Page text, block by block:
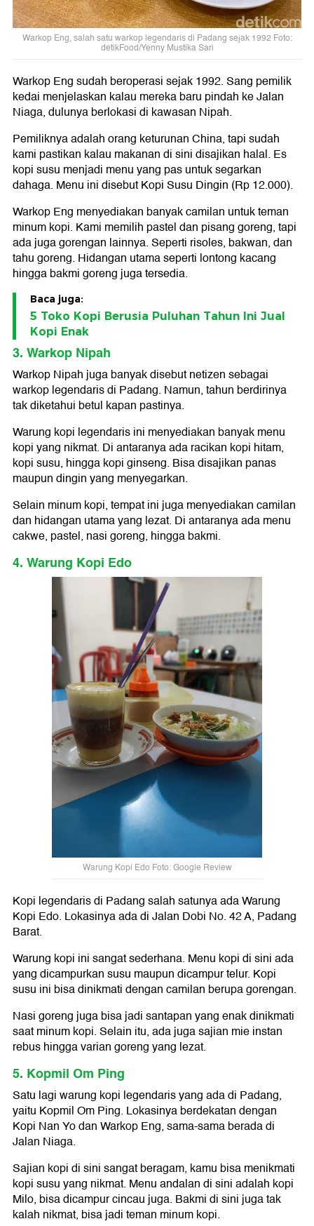
Warkop Eng, salah satu warkop legendaris di Padang sejak 1992 Foto:
detikFood/Yenny Mustika Sari
Warkop Eng sudah beroperasi sejak 1992. Sang pemilik
kedai menjelaskan kalau mereka baru pindah ke Jalan
Niaga, dulunya berlokasi di kawasan Nipah.
Pemiliknya adalah orang keturunan China, tapi sudah
kami pastikan kalau makanan di sini disajikan halal. Es
kopi susu menjadi menu yang pas untuk segarkan
dahaga. Menu ini disebut Kopi Susu Dingin (Rp 12.000).
Warkop Eng menyediakan banyak camilan untuk teman
minum kopi. Kami memilih pastel dan pisang goreng, tapi
ada juga gorengan lainnya. Seperti risoles, bakwan, dan
tahu goreng. Hidangan utama seperti lontong kacang
hingga bakmi goreng juga tersedia.
Baca juga:
5 Toko Kopi Berusia Puluhan Tahun Ini Jual
Kopi Enak
3. Warkop Nipah
Warkop Nipah juga banyak disebut netizen sebagai
warkop legendaris di Padang. Namun, tahun berdirinya
tak diketahui betul kapan pastinya.
Warung kopi legendaris ini menyediakan banyak menu
kopi yang nikmat. Di antaranya ada racikan kopi hitam,
kopi susu, hingga kopi ginseng. Bisa disajikan panas
maupun dingin yang menyegarkan.
Selain minum kopi, tempat ini juga menyediakan camilan
dan hidangan utama yang lezat. Di antaranya ada menu
cakwe, pastel, nasi goreng, hingga bakmi.
4. Warung Kopi Edo
Warung Kopi Edo Foto: Google Review
Kopi legendaris di Padang salah satunya ada Warung
Kopi Edo. Lokasinya ada di Jalan Dobi No. 42 A, Padang
Barat.
Warung kopi ini sangat sederhana. Menu kopi di sini ada
yang dicampurkan susu maupun dicampur telur. Kopi
susu ini bisa dinikmati dengan camilan berupa gorengan.
Nasi goreng juga bisa jadi santapan yang enak dinikmati
saat minum kopi. Selain itu, ada juga sajian mie instan
rebus hingga varian goreng yang lezat.
5. Kopmil Om Ping
Satu lagi warung kopi legendaris yang ada di Padang,
yaitu Kopmil Om Ping. Lokasinya berdekatan dengan
Kopi Nan Yo dan Warkop Eng, sama-sama berada di
Jalan Niaga.
Sajian kopi di sini sangat beragam, kamu bisa menikmati
kopi susu yang nikmat. Menu andalan di sini adalah kopi
Milo, bisa dicampur cincau juga. Bakmi di sini juga tak
kalah nikmat, bisa jadi teman minum kopi.